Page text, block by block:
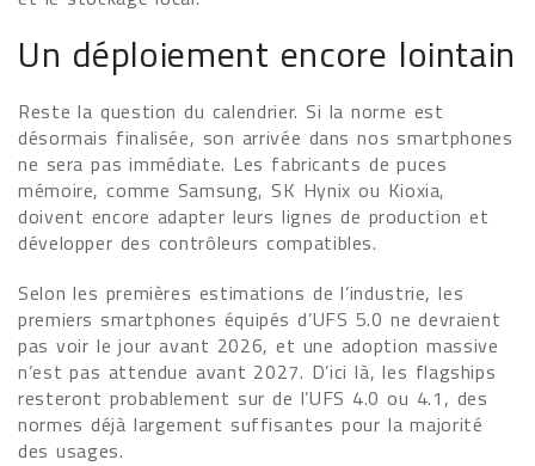
Un déploiement encore lointain
Reste la question du calendrier. Si la norme est
désormais finalisée, son arrivée dans nos smartphones
ne sera pas immédiate. Les fabricants de puces
mémoire, comme Samsung, SK Hynix ou Kioxia,
doivent encore adapter leurs lignes de production et
développer des contrôleurs compatibles.
Selon les premières estimations de l’industrie, les
premiers smartphones équipés d’UFS 5.0 ne devraient
pas voir le jour avant 2026, et une adoption massive
n’est pas attendue avant 2027. D’ici là, les flagships
resteront probablement sur de l’UFS 4.0 ou 4.1, des
normes déjà largement suffisantes pour la majorité
des usages.